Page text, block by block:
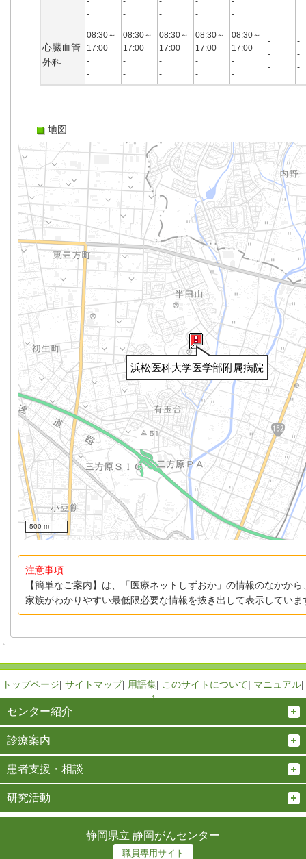
-
-
-
-
-
- -
心臓血管
外科
08:30～
17:00
-
-
08:30～
17:00
-
-
08:30～
17:00
-
-
08:30～
17:00
-
-
08:30～
17:00
-
-
-
-
-
-
-
-
地図
浜松医科大学医学部附属病院
500 m
注意事項
【簡単なご案内】は、「医療ネットしずおか」の情報のなかか
家族がわかりやすい最低限必要な情報を抜き出して表示していま
トップページ| サイトマップ| 用語集| このサイトについて| マニュアル|
↑
センター紹介
診療案内
患者支援・相談
研究活動
静岡県立 静岡がんセンター
職員専用サイト